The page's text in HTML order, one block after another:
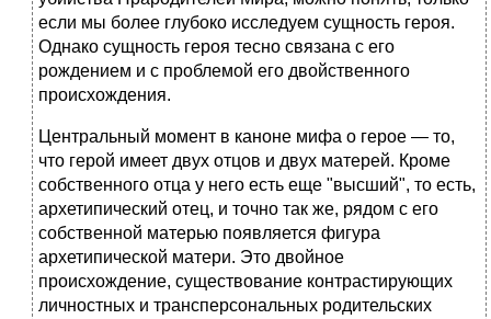
если мы более глубоко исследуем сущность героя.
Однако сущность героя тесно связана с его
рождением и с проблемой его двойственного
происхождения.
Центральный момент в каноне мифа о герое — то,
что герой имеет двух отцов и двух матерей. Кроме
собственного отца у него есть еще "высший", то есть,
архетипический отец, и точно так же, рядом с его
собственной матерью появляется фигура
архетипической матери. Это двойное
происхождение, существование контрастирующих
личностных и трансперсональных родительских